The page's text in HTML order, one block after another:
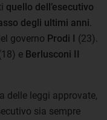
quello dell’esecutivo
degli ultimi anni.
governo Prodi I (23).
e Berlusconi II
delle leggi approvate,
sia sempre